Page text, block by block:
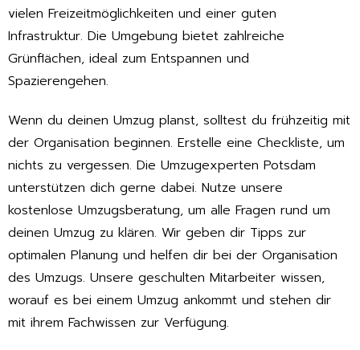
vielen Freizeitmöglichkeiten und einer guten
Infrastruktur. Die Umgebung bietet zahlreiche
Grünflächen, ideal zum Entspannen und
Spazierengehen.
Wenn du deinen Umzug planst, solltest du frühzeitig mit
der Organisation beginnen. Erstelle eine Checkliste, um
nichts zu vergessen. Die Umzugexperten Potsdam
unterstützen dich gerne dabei. Nutze unsere
kostenlose Umzugsberatung, um alle Fragen rund um
deinen Umzug zu klären. Wir geben dir Tipps zur
optimalen Planung und helfen dir bei der Organisation
des Umzugs. Unsere geschulten Mitarbeiter wissen,
worauf es bei einem Umzug ankommt und stehen dir
mit ihrem Fachwissen zur Verfügung.